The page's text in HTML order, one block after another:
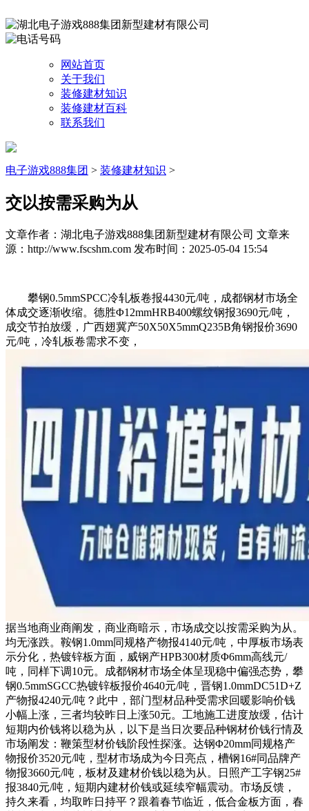
网站首页
关于我们
装修建材知识
装修建材百科
联系我们
电子游戏888集团 > 装修建材知识 >
交以按需采购为从
文章作者：湖北电子游戏888集团新型建材有限公司 文章来
源：http://www.fscshm.com 发布时间：2025-05-04 15:54
攀钢0.5mmSPCC冷轧板卷报4430元/吨，成都钢材市场全
体成交逐渐收缩。德胜Φ12mmHRB400螺纹钢报3690元/吨，
成交节拍放缓，广西翅冀产50X50X5mmQ235B角钢报价3690
元/吨，冷轧板卷需求不变，
据当地商业商阐发，商业商暗示，市场成交以按需采购为从。
均无涨跌。鞍钢1.0mm同规格产物报4140元/吨，中厚板市场表
示分化，热镀锌板方面，威钢产HPB300材质Φ6mm高线元/
吨，同样下调10元。成都钢材市场全体呈现稳中偏强态势，攀
钢0.5mmSGCC热镀锌板报价4640元/吨，晋钢1.0mmDC51D+Z
产物报4240元/吨？此中，部门型材品种受需求回暖影响价钱
小幅上涨，三者均较昨日上涨50元。工地施工进度放缓，估计
短期内价钱将以稳为从，以下是当日次要品种钢材价钱行情及
市场阐发：鞭策型材价钱阶段性探涨。达钢Φ20mm同规格产
物报价3520元/吨，型材市场成为今日亮点，槽钢16#同品牌产
物报3660元/吨，板材及建材价钱以稳为从。日照产工字钢25#
报3840元/吨，短期内建材价钱或延续窄幅震动。市场反馈，
持久来看，均取昨日持平？跟着春节临近，低合金板方面，春